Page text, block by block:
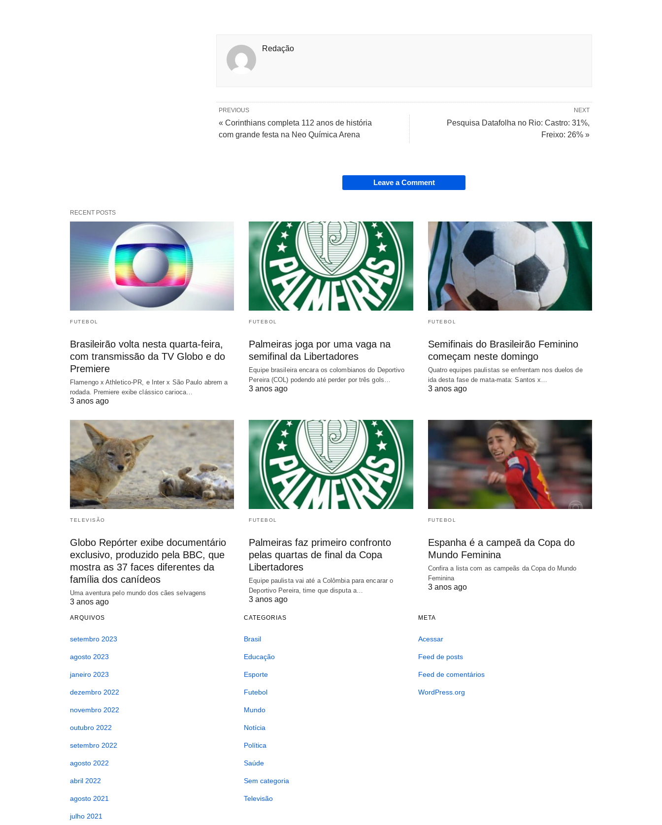
Redação
NEXT
Pesquisa Datafolha no Rio: Castro: 31%,
Freixo: 26% »
PREVIOUS
« Corinthians completa 112 anos de história
com grande festa na Neo Química Arena
Leave a Comment
RECENT POSTS
FUTEBOL
Brasileirão volta nesta quarta-feira,
com transmissão da TV Globo e do
Premiere
Flamengo x Athletico-PR, e Inter x São Paulo abrem a
rodada. Premiere exibe clássico carioca…
3 anos ago
FUTEBOL
Palmeiras joga por uma vaga na
semifinal da Libertadores
Equipe brasileira encara os colombianos do Deportivo
Pereira (COL) podendo até perder por três gols…
3 anos ago
FUTEBOL
Semifinais do Brasileirão Feminino
começam neste domingo
Quatro equipes paulistas se enfrentam nos duelos de
ida desta fase de mata-mata: Santos x…
3 anos ago
TELEVISÃO
Globo Repórter exibe documentário
exclusivo, produzido pela BBC, que
mostra as 37 faces diferentes da
família dos canídeos
Uma aventura pelo mundo dos cães selvagens
3 anos ago
FUTEBOL
Palmeiras faz primeiro confronto
pelas quartas de final da Copa
Libertadores
Equipe paulista vai até a Colômbia para encarar o
Deportivo Pereira, time que disputa a…
3 anos ago
FUTEBOL
Espanha é a campeã da Copa do
Mundo Feminina
Confira a lista com as campeãs da Copa do Mundo
Feminina
3 anos ago
ARQUIVOS
setembro 2023
agosto 2023
janeiro 2023
dezembro 2022
novembro 2022
outubro 2022
setembro 2022
agosto 2022
abril 2022
agosto 2021
julho 2021
CATEGORIAS
Brasil
Educação
Esporte
Futebol
Mundo
Notícia
Política
Saúde
Sem categoria
Televisão
META
Acessar
Feed de posts
Feed de comentários
WordPress.org